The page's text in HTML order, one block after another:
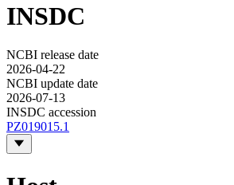
INSDC
NCBI release date
2026-04-22
NCBI update date
2026-07-13
INSDC accession
PZ019015.1